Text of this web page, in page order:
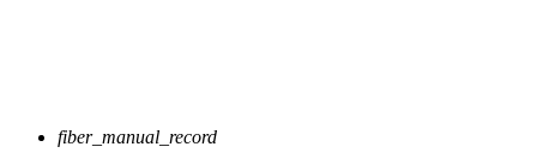
fiber_manual_record